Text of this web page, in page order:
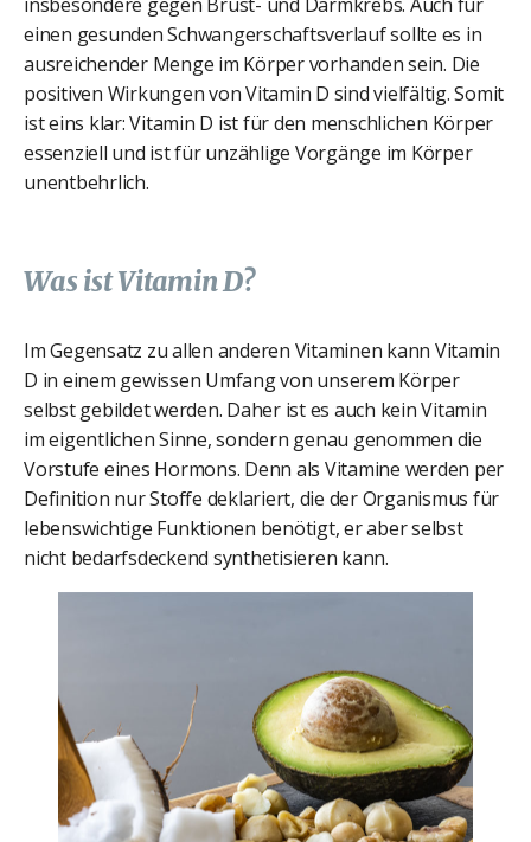
einen gesunden Schwangerschaftsverlauf sollte es in
ausreichender Menge im Körper vorhanden sein. Die
positiven Wirkungen von Vitamin D sind vielfältig. Somit
ist eins klar: Vitamin D ist für den menschlichen Körper
essenziell und ist für unzählige Vorgänge im Körper
unentbehrlich.
Was ist Vitamin D?
Im Gegensatz zu allen anderen Vitaminen kann Vitamin
D in einem gewissen Umfang von unserem Körper
selbst gebildet werden. Daher ist es auch kein Vitamin
im eigentlichen Sinne, sondern genau genommen die
Vorstufe eines Hormons. Denn als Vitamine werden per
Definition nur Stoffe deklariert, die der Organismus für
lebenswichtige Funktionen benötigt, er aber selbst
nicht bedarfsdeckend synthetisieren kann.